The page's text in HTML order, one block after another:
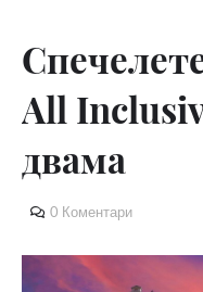
All
двама
0 Коментари